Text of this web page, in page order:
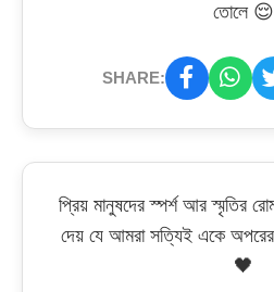
তোলে 😌
SHARE:
প্রিয় মানুষদের স্পর্শ আর স্মৃতির
দেয় যে আমরা সত্যিই একে
🖤